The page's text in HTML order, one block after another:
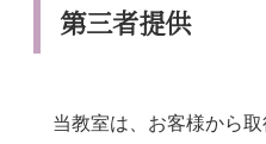
第三者提供
当教室は、お客様から